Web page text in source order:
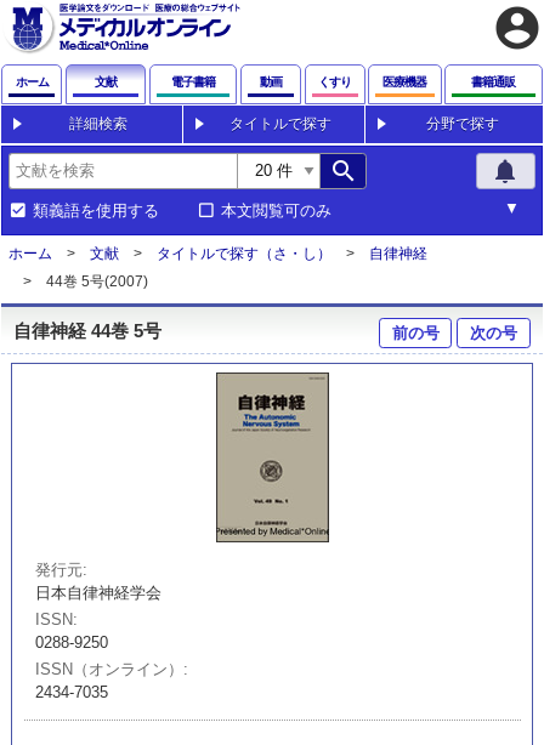
account_circle
ホーム 文献 電子書籍 動画 くすり 医療機器 書籍通販
詳細検索 タイトルで探す 分野で探す
search notifications
類義語を使用する 本文閲覧可のみ
ホーム 文献 タイトルで探す（さ・し）
自律神経
44巻 5号(2007)
自律神経 44巻 5号 前の号 次の号
発行元
日本自律神経学会
ISSN
0288-9250
ISSN（オンライン）
2434-7035